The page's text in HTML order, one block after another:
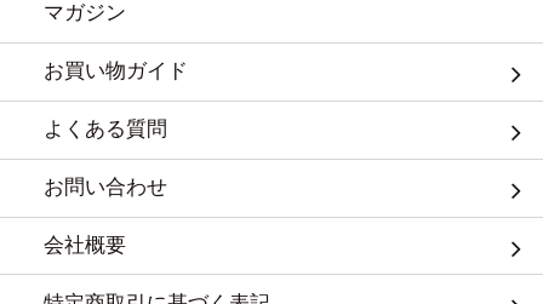
マガジン
お買い物ガイド
よくある質問
お問い合わせ
会社概要